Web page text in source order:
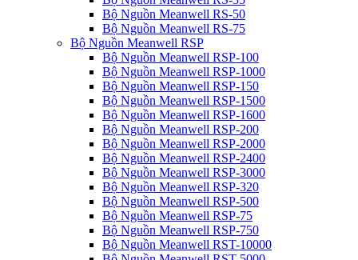
Bộ Nguồn Meanwell RS-50
Bộ Nguồn Meanwell RS-75
Bộ Nguồn Meanwell RSP
Bộ Nguồn Meanwell RSP-100
Bộ Nguồn Meanwell RSP-1000
Bộ Nguồn Meanwell RSP-150
Bộ Nguồn Meanwell RSP-1500
Bộ Nguồn Meanwell RSP-1600
Bộ Nguồn Meanwell RSP-200
Bộ Nguồn Meanwell RSP-2000
Bộ Nguồn Meanwell RSP-2400
Bộ Nguồn Meanwell RSP-3000
Bộ Nguồn Meanwell RSP-320
Bộ Nguồn Meanwell RSP-500
Bộ Nguồn Meanwell RSP-75
Bộ Nguồn Meanwell RSP-750
Bộ Nguồn Meanwell RST-10000